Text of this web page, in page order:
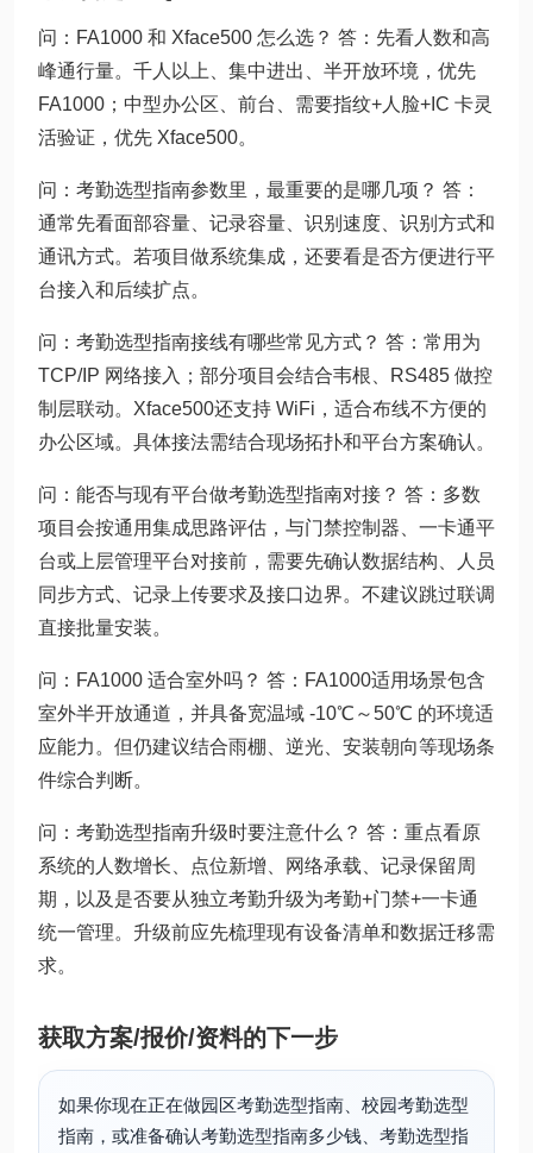
问：FA1000 和 Xface500 怎么选？ 答：先看人数和高
峰通行量。千人以上、集中进出、半开放环境，优先
FA1000；中型办公区、前台、需要指纹+人脸+IC 卡灵
活验证，优先 Xface500。
问：考勤选型指南参数里，最重要的是哪几项？ 答：
通常先看面部容量、记录容量、识别速度、识别方式和
通讯方式。若项目做系统集成，还要看是否方便进行平
台接入和后续扩点。
问：考勤选型指南接线有哪些常见方式？ 答：常用为
TCP/IP 网络接入；部分项目会结合韦根、RS485 做控
制层联动。Xface500还支持 WiFi，适合布线不方便的
办公区域。具体接法需结合现场拓扑和平台方案确认。
问：能否与现有平台做考勤选型指南对接？ 答：多数
项目会按通用集成思路评估，与门禁控制器、一卡通平
台或上层管理平台对接前，需要先确认数据结构、人员
同步方式、记录上传要求及接口边界。不建议跳过联调
直接批量安装。
问：FA1000 适合室外吗？ 答：FA1000适用场景包含
室外半开放通道，并具备宽温域 -10℃～50℃ 的环境适
应能力。但仍建议结合雨棚、逆光、安装朝向等现场条
件综合判断。
问：考勤选型指南升级时要注意什么？ 答：重点看原
系统的人数增长、点位新增、网络承载、记录保留周
期，以及是否要从独立考勤升级为考勤+门禁+一卡通
统一管理。升级前应先梳理现有设备清单和数据迁移需
求。
获取方案/报价/资料的下一步
如果你现在正在做园区考勤选型指南、校园考勤选型
指南，或准备确认考勤选型指南多少钱、考勤选型指